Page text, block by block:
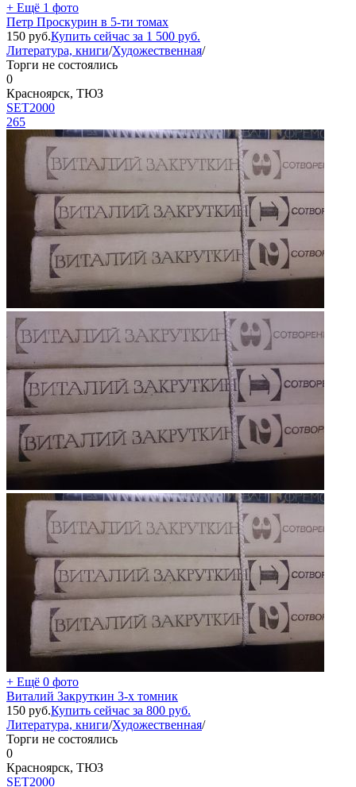
+ Ещё 1 фото
Петр Проскурин в 5-ти томах
150 руб.Купить сейчас за 1 500 руб.
Литература, книги/Художественная/
Торги не состоялись
0
Красноярск, ТЮЗ
SET2000
265
+ Ещё 0 фото
Виталий Закруткин 3-х томник
150 руб.Купить сейчас за 800 руб.
Литература, книги/Художественная/
Торги не состоялись
0
Красноярск, ТЮЗ
SET2000